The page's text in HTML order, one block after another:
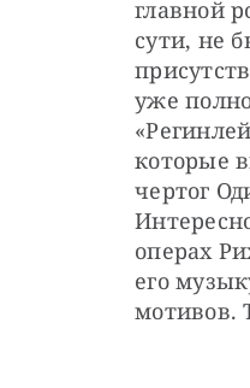
главной
сути, не
уже
которые
чертог
операх
его
мотивов.